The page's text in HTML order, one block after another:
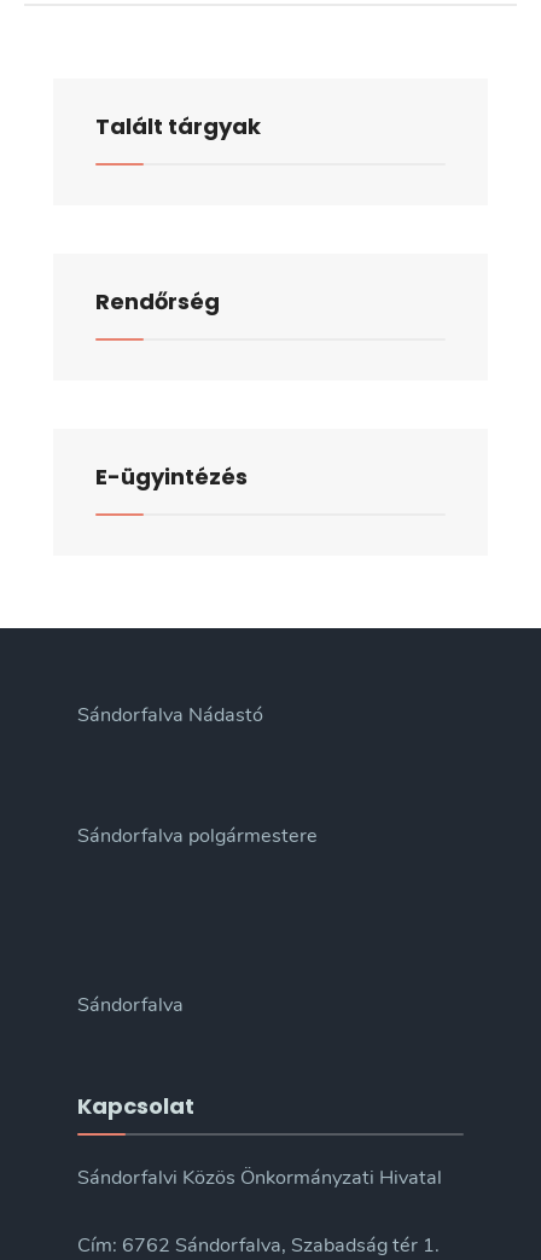
Talált tárgyak
Rendőrség
E-ügyintézés
Sándorfalva Nádastó
Sándorfalva polgármestere
Sándorfalva
Kapcsolat
Sándorfalvi Közös Önkormányzati Hivatal
Cím: 6762 Sándorfalva, Szabadság tér 1.